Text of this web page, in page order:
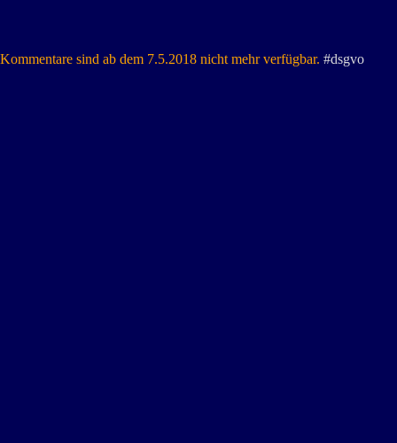
Kommentare sind ab dem 7.5.2018 nicht mehr verfügbar. #dsgvo